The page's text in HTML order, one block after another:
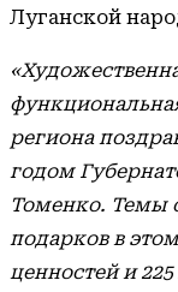
Луганской
региона
годом
Томенко. Темы
подарков в
ценностей и